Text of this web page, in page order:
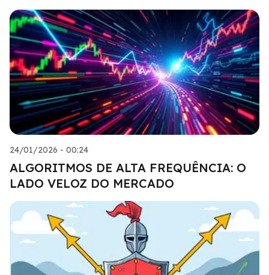
24/01/2026 - 00:24
ALGORITMOS DE ALTA FREQUÊNCIA: O
LADO VELOZ DO MERCADO